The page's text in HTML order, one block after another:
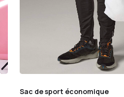
Sac de sport économique